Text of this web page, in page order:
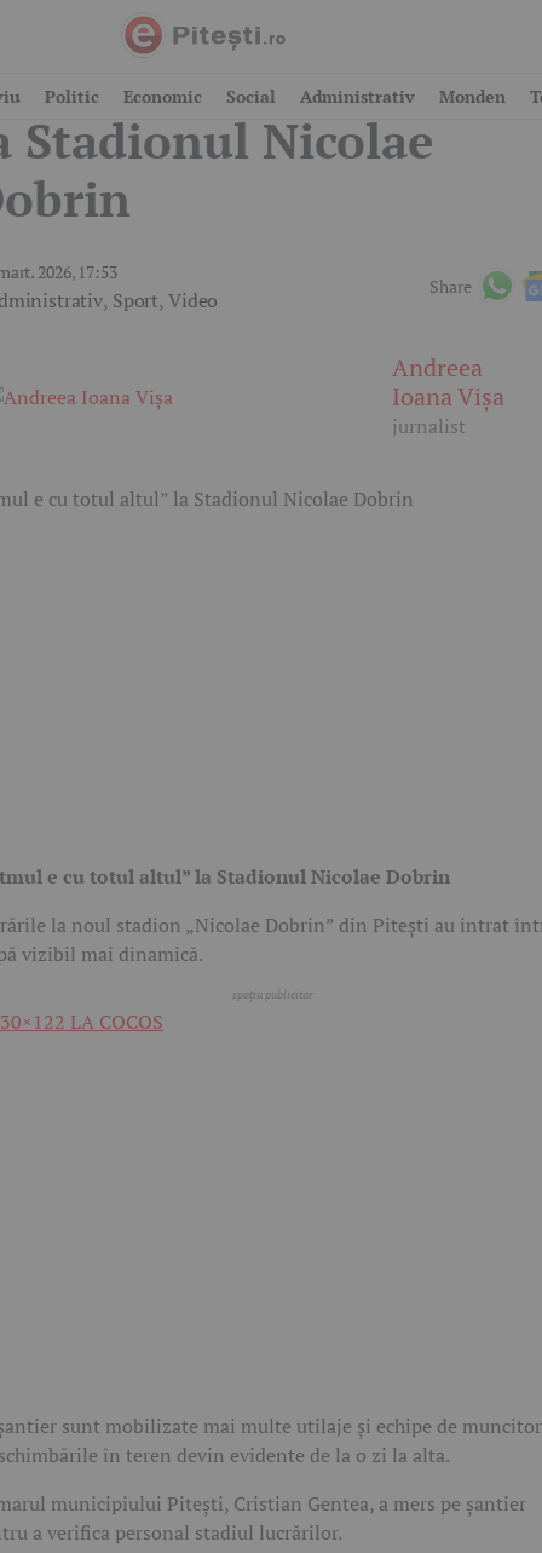
Politic Economic Social Administrativ Monden
e cu totul altul”
Stadionul Nicolae
2026, 17:53
, Sport,Video
Share
Andreea
Ioana Vișa
jurnalist
e cu totul altul” la Stadionul Nicolae Dobrin
la noul stadion „Nicolae Dobrin” din Pitești au intrat
vizibil mai dinamică.
sunt mobilizate mai multe utilaje și echipe de
în teren devin evidente de la o zi la alta.
municipiului Pitești, Cristian Gentea, a mers pe șantier
a verifica personal stadiul lucrărilor.